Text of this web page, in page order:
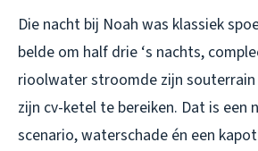
Die nacht bij Noah was klassiek
belde om half drie ‘s nachts,
rioolwater stroomde zijn
zijn cv-ketel te bereiken. Dat is een
scenario, waterschade én een